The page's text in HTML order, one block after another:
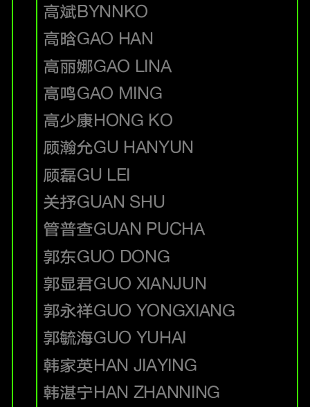
高斌BYNNKO
高晗GAO HAN
高丽娜GAO LINA
高鸣GAO MING
高少康HONG KO
顾瀚允GU HANYUN
顾磊GU LEI
关抒GUAN SHU
管普查GUAN PUCHA
郭东GUO DONG
郭显君GUO XIANJUN
郭永祥GUO YONGXIANG
郭毓海GUO YUHAI
韩家英HAN JIAYING
韩湛宁HAN ZHANNING